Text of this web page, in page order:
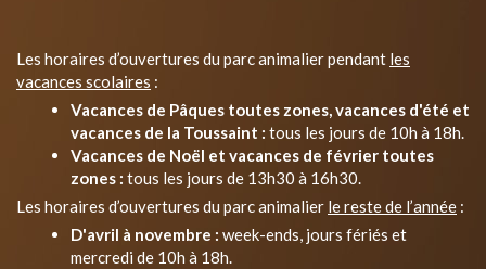
Les horaires d’ouvertures du parc animalier pendant les
vacances scolaires :
Vacances de Pâques toutes zones, vacances d'été et
vacances de la Toussaint : tous les jours de 10h à 18h.
Vacances de Noël et vacances de février toutes
zones : tous les jours de 13h30 à 16h30.
Les horaires d’ouvertures du parc animalier le reste de l’année :
D'avril à novembre : week-ends, jours fériés et
mercredi de 10h à 18h.